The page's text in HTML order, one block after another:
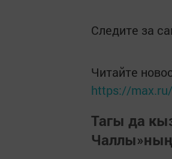
Следите за
Читайте
https://
Тагы да
Чаллы»ның